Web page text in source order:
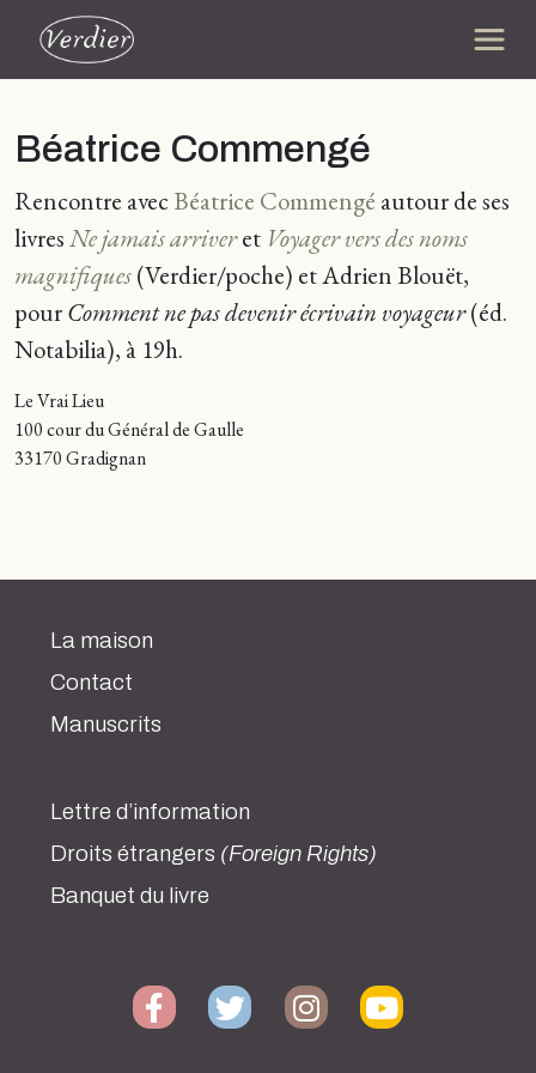
Béatrice Commengé
Rencontre avecBéatrice Commengé autour de ses
livresNe jamais arriveret Voyager vers des noms
magnifiques(Verdier/poche) et Adrien Blouët,
pourComment ne pas devenir écrivain voyageur(éd.
Notabilia), à 19h.
Le Vrai Lieu
100 cour du Général de Gaulle
33170 Gradignan
La maison
Contact
Manuscrits
Lettre d’information
Droits étrangers (Foreign Rights)
Banquet du livre